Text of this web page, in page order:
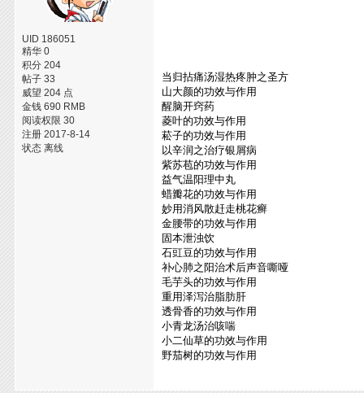
UID 186051
精华 0
积分 204
帖子 33
威望 204 点
金钱 690 RMB
阅读权限 30
注册 2017-8-14
状态 离线
当归拈痛汤湿热疼肿之圣方
山大颜的功效与作用
醒脑开窍药
菱叶的功效与作用
菘子的功效与作用
以辛润之治疗银屑病
紫苏苞的功效与作用
益气温阳理中丸
蜡瓣花的功效与作用
妙用消风散赶走桃花癣
金腰带的功效与作用
固本泄浊饮
石豇豆的功效与作用
补心肺之阳治术后声音嘶哑
毛芋头的功效与作用
重用泽泻治脂肪肝
透骨香的功效与作用
小青龙汤治咳喘
小二仙草的功效与作用
野茄树的功效与作用